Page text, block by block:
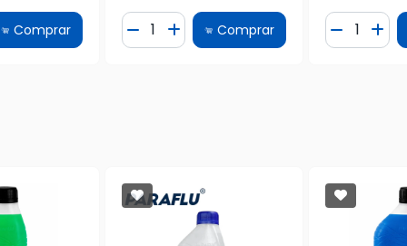
Quantidade
Comprar Diminuir Quantidade
Quantidade
Adicionar Quantidade
Comprar Diminuir